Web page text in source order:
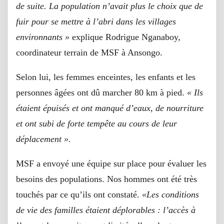
de suite. La population n’avait plus le choix que de
fuir pour se mettre à l’abri dans les villages
environnants » explique Rodrigue Nganaboy,
coordinateur terrain de MSF à Ansongo.
Selon lui, les femmes enceintes, les enfants et les
personnes âgées ont dû marcher 80 km à pied. « Ils
étaient épuisés et ont manqué d’eaux, de nourriture
et ont subi de forte tempête au cours de leur
déplacement ».
MSF a envoyé une équipe sur place pour évaluer les
besoins des populations. Nos hommes ont été très
touchés par ce qu’ils ont constaté. «Les conditions
de vie des familles étaient déplorables : l’accès à